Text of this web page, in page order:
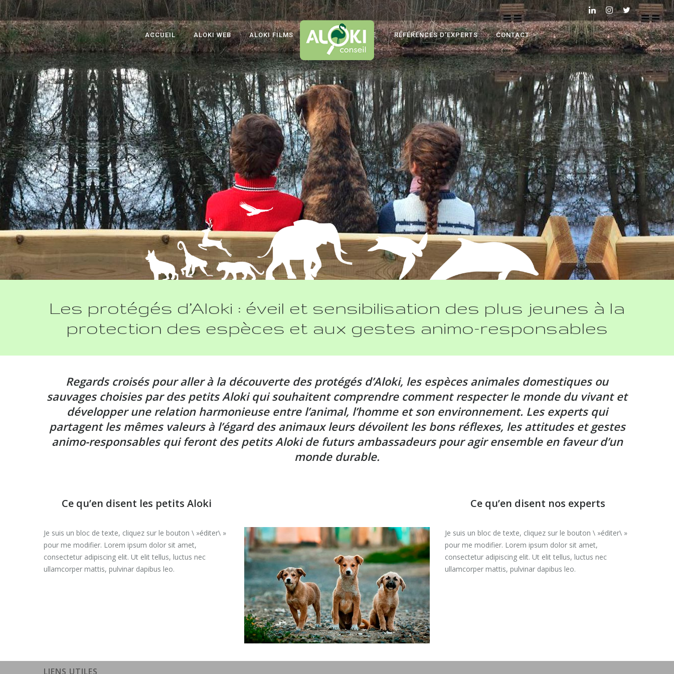
ACCUEIL ALOKI WEB ALOKI FILMS ALOKI AUDITS RSE RÉFÉRENCES D’EXPERTS CONTACT
Les protégés d’Aloki : éveil et sensibilisation des plus jeunes à la
protection des espèces et aux gestes animo-responsables
Regards croisés pour aller à la découverte des protégés d’Aloki, les espèces animales domestiques ou
sauvages choisies par des petits Aloki qui souhaitent comprendre comment respecter le monde du vivant et
développer une relation harmonieuse entre l’animal, l’homme et son environnement. Les experts qui
partagent les mêmes valeurs à l’égard des animaux leurs dévoilent les bons réflexes, les attitudes et gestes
animo-responsables qui feront des petits Aloki de futurs ambassadeurs pour agir ensemble en faveur d’un
monde durable.
Ce qu’en disent les petits Aloki Ce qu’en disent nos experts
Je suis un bloc de texte, cliquez sur le bouton \ »éditer\ »
pour me modifier. Lorem ipsum dolor sit amet,
consectetur adipiscing elit. Ut elit tellus, luctus nec
ullamcorper mattis, pulvinar dapibus leo.
Je suis un bloc de texte, cliquez sur le bouton \ »éditer\ »
pour me modifier. Lorem ipsum dolor sit amet,
consectetur adipiscing elit. Ut elit tellus, luctus nec
ullamcorper mattis, pulvinar dapibus leo.
LIENS UTILES